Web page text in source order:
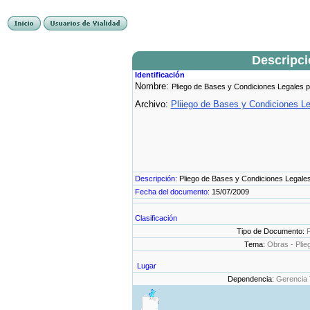
Identificación
Nombre: Pliego de Bases y Condiciones Legales
Archivo: Pliiego de Bases y Condiciones
Descripción: Pliego de Bases y Condiciones
Fecha del documento: 15/07/2009
Clasificación
Tipo de Documento:
Tema: Obras -
Lugar
Dependencia: Gerencia